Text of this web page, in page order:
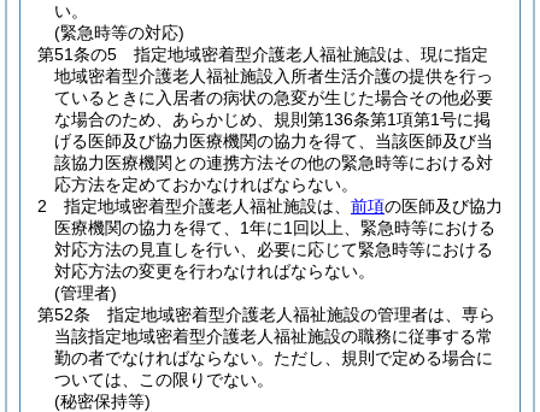
い。
(緊急時等の対応)
第51条の5
指定地域密着型介護老人福祉施設は、現に指定
地域密着型介護老人福祉施設入所者生活介護の提供を行っ
ているときに入居者の病状の急変が生じた場合その他必要
な場合のため、あらかじめ、規則第136条第1項第1号に掲
げる医師及び協力医療機関の協力を得て、当該医師及び当
該協力医療機関との連携方法その他の緊急時等における対
応方法を定めておかなければならない。
2
指定地域密着型介護老人福祉施設は、 前項の医師及び協力
医療機関の協力を得て、1年に1回以上、緊急時等における
対応方法の見直しを行い、必要に応じて緊急時等における
対応方法の変更を行わなければならない。
(管理者)
第52条
指定地域密着型介護老人福祉施設の管理者は、専ら
当該指定地域密着型介護老人福祉施設の職務に従事する常
勤の者でなければならない。 ただし、規則で定める場合に
ついては、この限りでない。
(秘密保持等)